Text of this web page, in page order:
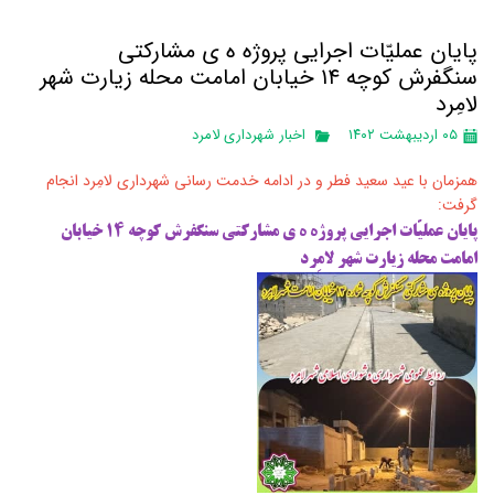
پایان عملیّات اجرایی پروژه ه ی مشارکتی
سنگفرش کوچه ۱۴ خیابان امامت محله زیارت شهر
لامِرد
۰۵ اردیبهشت ۱۴۰۲ اخبار شهرداری لامرد
همزمان با عید سعید فطر و در ادامه خدمت رسانی شهرداری لامِرد انجام
گرفت:
پایان عملیّات اجرایی پروژه ه ی مشارکتی سنگفرش کوچه ۱۴ خیابان
امامت محله زیارت شهر لامِرد